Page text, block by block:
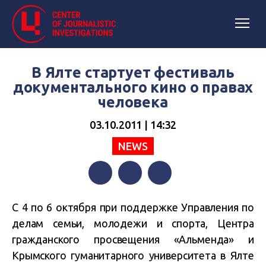
В Ялте стартует фестиваль
документального кино о правах
человека
03.10.2011 | 14:32
NEWS
С 4 по 6 октября при поддержке Управления по
делам семьи, молодежи и спорта, Центра
гражданского просвещения «Альменда» и
Крымского гуманитарного университета в Ялте